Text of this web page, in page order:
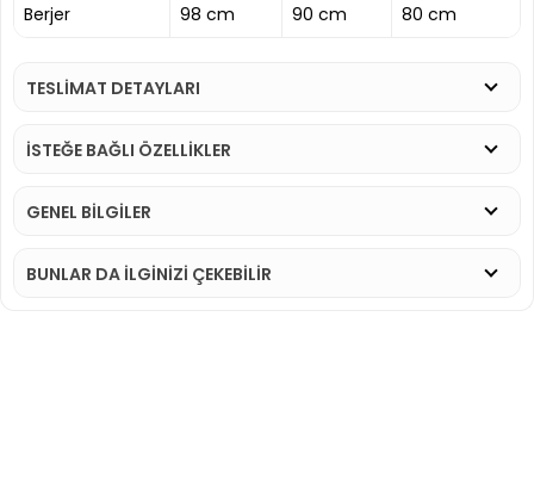
Berjer
98 cm 90 cm 80 cm
TESLİMAT DETAYLARI
İSTEĞE BAĞLI ÖZELLİKLER
GENEL BİLGİLER
BUNLAR DA İLGINIZI ÇEKEBILIR